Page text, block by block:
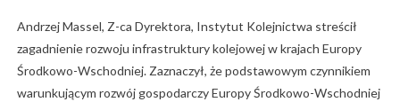
Andrzej Massel, Z-ca Dyrektora, Instytut Kolejnictwa streścił
zagadnienie rozwoju infrastruktury kolejowej w krajach Europy
Środkowo-Wschodniej. Zaznaczył, że podstawowym czynnikiem
warunkującym rozwój gospodarczy Europy Środkowo-Wschodniej